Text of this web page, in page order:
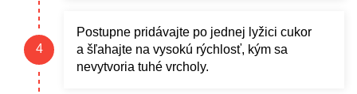
Postupne pridávajte po jednej lyžici cukor
a šľahajte na vysokú rýchlosť, kým sa
nevytvoria tuhé vrcholy.